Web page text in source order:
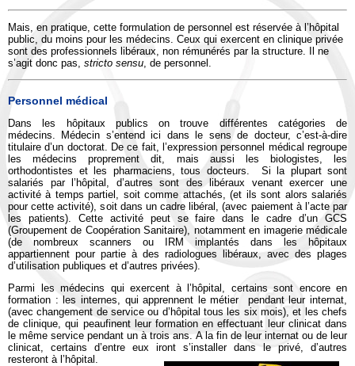
Mais, en pratique, cette formulation de personnel est réservée à l’hôpital
public, du moins pour les médecins. Ceux qui exercent en clinique privée
sont des professionnels libéraux, non rémunérés par la structure. Il ne
s’agit donc pas, stricto sensu, de personnel.
Personnel médical
Dans les hôpitaux publics on trouve différentes catégories de
médecins. Médecin s’entend ici dans le sens de docteur, c’est-à-dire
titulaire d’un doctorat. De ce fait, l’expression personnel médical regroupe
les médecins proprement dit, mais aussi les biologistes, les
orthodontistes et les pharmaciens, tous docteurs. Si la plupart sont
salariés par l’hôpital, d’autres sont des libéraux venant exercer une
activité à temps partiel, soit comme attachés, (et ils sont alors salariés
pour cette activité), soit dans un cadre libéral, (avec paiement à l’acte par
les patients). Cette activité peut se faire dans le cadre d’un GCS
(Groupement de Coopération Sanitaire), notamment en imagerie médicale
(de nombreux scanners ou IRM implantés dans les hôpitaux
appartiennent pour partie à des radiologues libéraux, avec des plages
d’utilisation publiques et d’autres privées).
Parmi les médecins qui exercent à l’hôpital, certains sont encore en
formation : les internes, qui apprennent le métier pendant leur internat,
(avec changement de service ou d’hôpital tous les six mois), et les chefs
de clinique, qui peaufinent leur formation en effectuant leur clinicat dans
le même service pendant un à trois ans. A la fin de leur internat ou de leur
clinicat, certains d’entre eux iront s’installer dans le privé, d’autres
resteront à l’hôpital.